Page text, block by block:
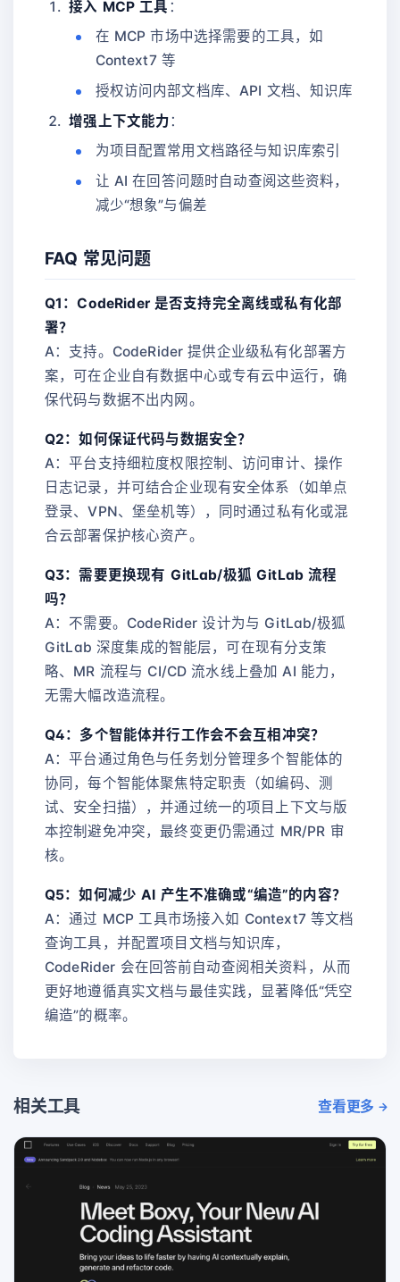
接入 MCP 工具 ：
在 MCP 市场中选择需要的工具，如
Context7 等
授权访问内部文档库、API 文档、知识库
增强上下文能力：
为项目配置常用文档路径与知识库索引
让 AI 在回答问题时自动查阅这些资料，
减少“想象”与偏差
FAQ 常见问题
Q1：CodeRider 是否支持完全离线或私有化部
署？
A：支持。CodeRider 提供企业级私有化部署方
案，可在企业自有数据中心或专有云中运行，确
保代码与数据不出内网。
Q2：如何保证代码与数据安全？
A：平台支持细粒度权限控制、访问审计、操作
日志记录，并可结合企业现有安全体系（如单点
登录、VPN、堡垒机等），同时通过私有化或混
合云部署保护核心资产。
Q3：需要更换现有 GitLab/极狐 GitLab 流程
吗？
A：不需要。CodeRider 设计为与 GitLab/极狐
GitLab 深度集成的智能层，可在现有分支策
略、MR 流程与 CI/CD 流水线上叠加 AI 能力，
无需大幅改造流程。
Q4：多个智能体并行工作会不会互相冲突？
A：平台通过角色与任务划分管理多个智能体的
协同，每个智能体聚焦特定职责（如编码、测
试、安全扫描），并通过统一的项目上下文与版
本控制避免冲突，最终变更仍需通过 MR/PR 审
核。
Q5：如何减少 AI 产生不准确或“编造”的内容？
A：通过 MCP 工具市场接入如 Context7 等文档
查询工具，并配置项目文档与知识库，
CodeRider 会在回答前自动查阅相关资料，从而
更好地遵循真实文档与最佳实践，显著降低“凭空
编造”的概率。
相关工具 查看更多